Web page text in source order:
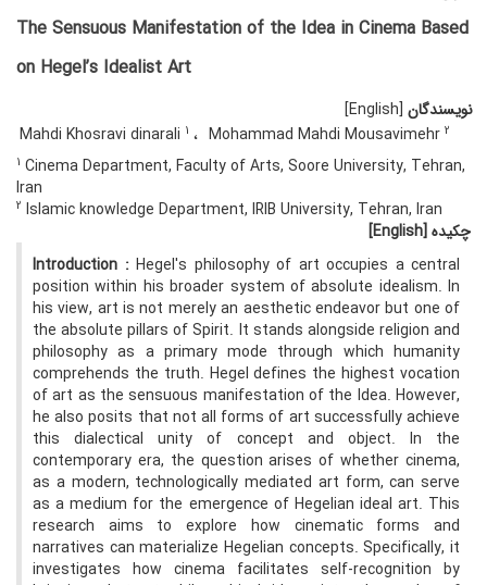
The Sensuous Manifestation of the Idea in Cinema Based
on Hegel’s Idealist Art
نویسندگان [English]
Mahdi Khosravi dinarali 1 Mohammad Mahdi Mousavimehr 2
1 Cinema Department, Faculty of Arts, Soore University, Tehran,
Iran
2 Islamic knowledge Department, IRIB University, Tehran, Iran
چکیده [English]
Introduction :Hegel's philosophy of art occupies a central
position within his broader system of absolute idealism. In
his view, art is not merely an aesthetic endeavor but one of
the absolute pillars of Spirit. It stands alongside religion and
philosophy as a primary mode through which humanity
comprehends the truth. Hegel defines the highest vocation
of art as the sensuous manifestation of the Idea. However,
he also posits that not all forms of art successfully achieve
this dialectical unity of concept and object. In the
contemporary era, the question arises of whether cinema,
as a modern, technologically mediated art form, can serve
as a medium for the emergence of Hegelian ideal art. This
research aims to explore how cinematic forms and
narratives can materialize Hegelian concepts. Specifically, it
investigates how cinema facilitates self-recognition by